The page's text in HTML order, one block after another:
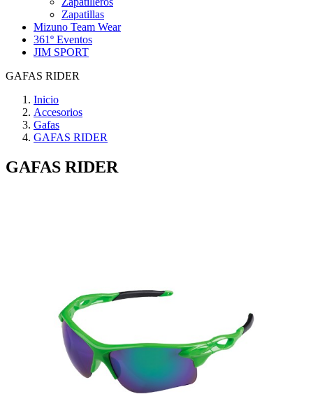
Zapatillas
Mizuno Team Wear
361º Eventos
JIM SPORT
GAFAS RIDER
Inicio
Accesorios
Gafas
GAFAS RIDER
GAFAS RIDER